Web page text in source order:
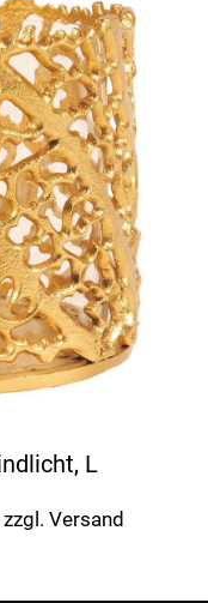
L
Versand